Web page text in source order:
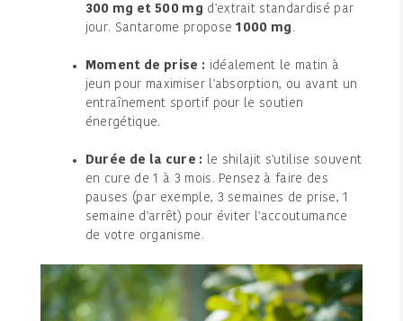
300 mg et 500 mg d'extrait standardisé par
jour. Santarome propose1000 mg .
Moment de prise : idéalement le matin à
jeun pour maximiser l'absorption, ou avant un
entraînement sportif pour le soutien
énergétique.
Durée de la cure : le shilajit s'utilise souvent
en cure de 1 à 3 mois. Pensez à faire des
pauses (par exemple, 3 semaines de prise, 1
semaine d'arrêt) pour éviter l'accoutumance
de votre organisme.